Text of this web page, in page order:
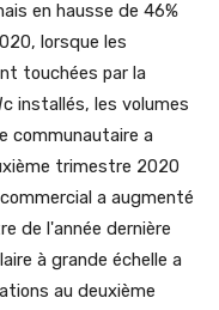
en hausse de 46%
lorsque les
touchées par la
installés, les volumes
communautaire a
trimestre 2020
a augmenté
de l'année dernière
à grande échelle a
au deuxième